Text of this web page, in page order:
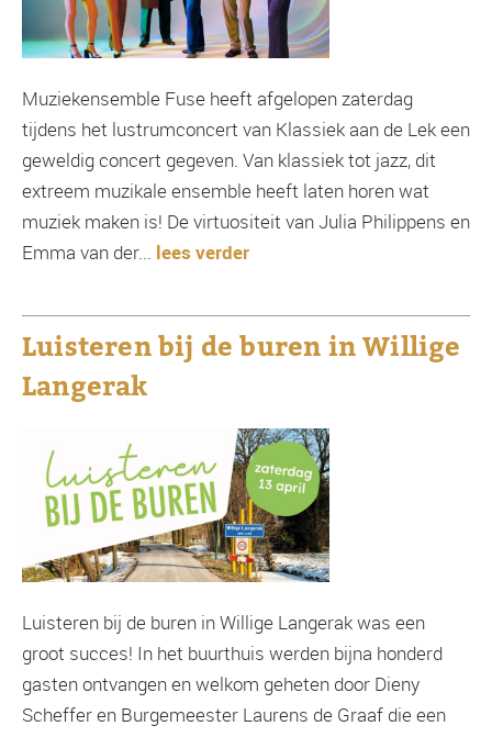
Muziekensemble Fuse heeft afgelopen zaterdag
tijdens het lustrumconcert van Klassiek aan de Lek een
geweldig concert gegeven. Van klassiek tot jazz, dit
extreem muzikale ensemble heeft laten horen wat
muziek maken is! De virtuositeit van Julia Philippens en
Emma van der... lees verder
Luisteren bij de buren in Willige
Langerak
Luisteren bij de buren in Willige Langerak was een
groot succes! In het buurthuis werden bijna honderd
gasten ontvangen en welkom geheten door Dieny
Scheffer en Burgemeester Laurens de Graaf die een